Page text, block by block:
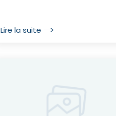
Lire la suite